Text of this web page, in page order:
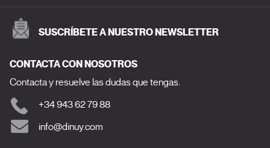
SUSCRÍBETE A NUESTRO NEWSLETTER
CONTACTA CON NOSOTROS
Contacta y resuelve las dudas que tengas.
+34 943 62 79 88
info@dinuy.com